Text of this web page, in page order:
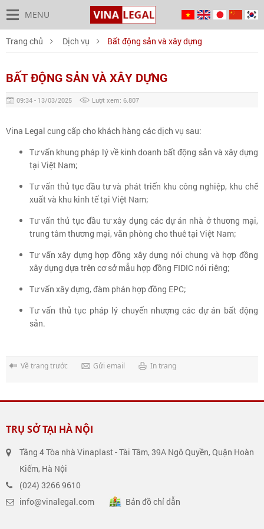
MENU
Trang chủ Dịch vụ Bất động sản và xây dựng
BẤT ĐỘNG SẢN VÀ XÂY DỰNG
09:34 - 13/03/2025 Lượt xem: 6.807
Vina Legal cung cấp cho khách hàng các dịch vụ sau:
Tư vấn khung pháp lý về kinh doanh bất động sản và xây dựng
tại Việt Nam;
Tư vấn thủ tục đầu tư và phát triển khu công nghiệp, khu chế
xuất và khu kinh tế tại Việt Nam;
Tư vấn thủ tục đầu tư xây dụng các dự án nhà ở thương mại,
trung tâm thương mại, văn phòng cho thuê tại Việt Nam;
Tư vấn xây dựng hợp đồng xây dựng nói chung và hợp đồng
xây dựng dựa trên cơ sở mẫu hợp đồng FIDIC nói riêng;
Tư vấn xây dựng, đàm phán hợp đồng EPC;
Tư vấn thủ tục pháp lý chuyển nhượng các dự án bất động
sản.
Về trang trước Gửi email In trang
TRỤ SỞ TẠI HÀ NỘI
Tầng 4 Tòa nhà Vinaplast - Tài Tâm, 39A Ngô Quyền, Quận Hoàn
Kiếm, Hà Nội
(024) 3266 9610
info@vinalegal.com
Bản đồ chỉ dẫn